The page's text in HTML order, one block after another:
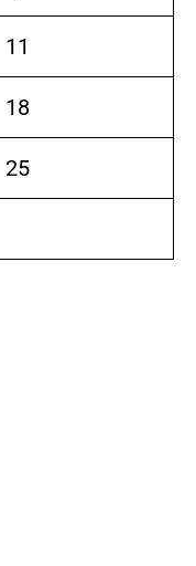
11
18
25